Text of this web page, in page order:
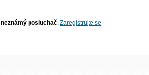
neznámý posluchač. Zaregistrujte se